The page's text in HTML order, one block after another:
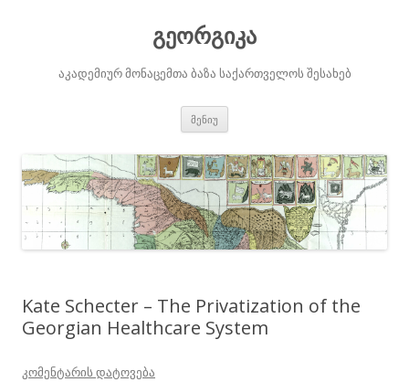
გეორგიკა
აკადემიურ მონაცემთა ბაზა საქართველოს შესახებ
მენიუ
Kate Schecter – The Privatization of the
Georgian Healthcare System
კომენტარის დატოვება